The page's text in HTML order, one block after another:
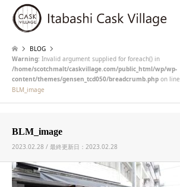
BLOG
Warning: Invalid argument supplied for foreach() in
/home/scotchmalt/caskvillage.com/public_html/wp/wp-
content/themes/gensen_tcd050/breadcrumb.php on line
BLM_image
BLM_image
2023.02.28 / 最終更新日：2023.02.28